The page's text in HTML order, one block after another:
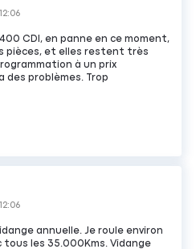
12:06
CDI, en panne en ce moment,
pièces, et elles restent très
à un prix
problèmes. Trop
12:06
annuelle. Je roule environ
tous les 35.000Kms. Vidange